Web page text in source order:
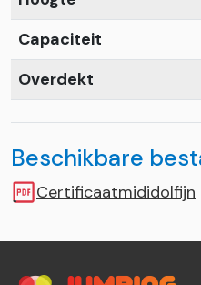
Capaciteit
Overdekt
Beschikbare
Certificaatmididolfijn